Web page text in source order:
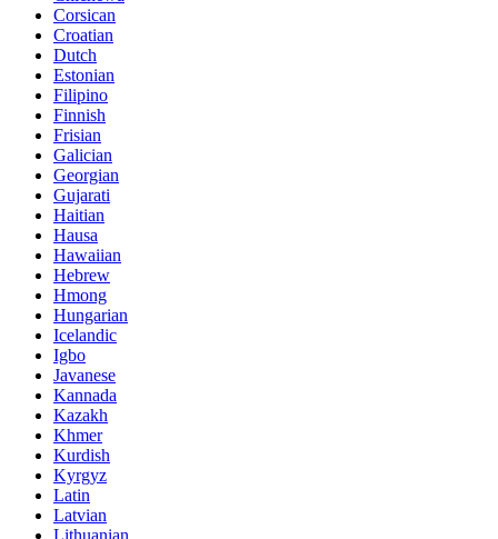
Corsican
Croatian
Dutch
Estonian
Filipino
Finnish
Frisian
Galician
Georgian
Gujarati
Haitian
Hausa
Hawaiian
Hebrew
Hmong
Hungarian
Icelandic
Igbo
Javanese
Kannada
Kazakh
Khmer
Kurdish
Kyrgyz
Latin
Latvian